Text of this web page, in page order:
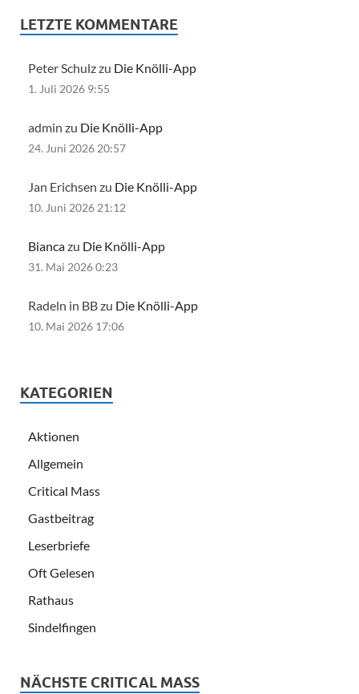
LETZTE KOMMENTARE
Peter Schulz zu Die Knölli-App
1. Juli 2026 9:55
admin zu Die Knölli-App
24. Juni 2026 20:57
Jan Erichsen zu Die Knölli-App
10. Juni 2026 21:12
Biancazu Die Knölli-App
31. Mai 2026 0:23
Radeln in BB zu Die Knölli-App
10. Mai 2026 17:06
KATEGORIEN
Aktionen
Allgemein
Critical Mass
Gastbeitrag
Leserbriefe
Oft Gelesen
Rathaus
Sindelfingen
NÄCHSTE CRITICAL MASS